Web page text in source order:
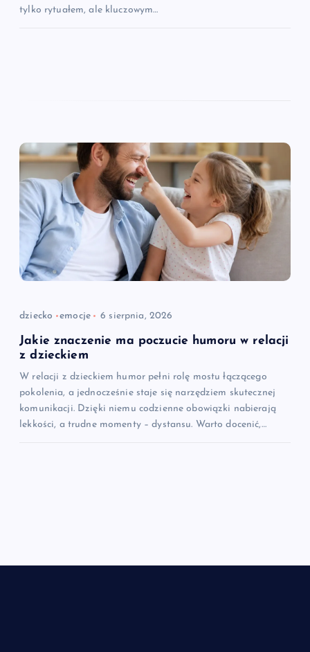
tylko rytuałem, ale kluczowym…
dziecko emocje 6 sierpnia, 2026
Jakie znaczenie ma poczucie humoru w relacji
z dzieckiem
W relacji z dzieckiem humor pełni rolę mostu łączącego
pokolenia, a jednocześnie staje się narzędziem skutecznej
komunikacji. Dzięki niemu codzienne obowiązki nabierają
lekkości, a trudne momenty – dystansu. Warto docenić,…